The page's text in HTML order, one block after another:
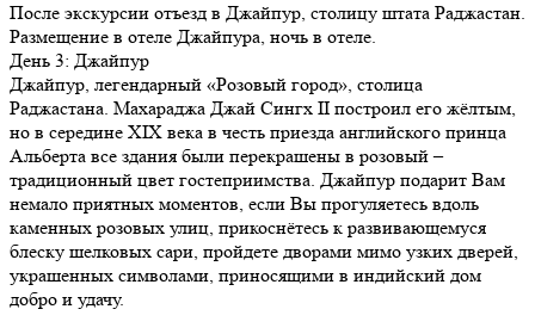
После экскурсии отъезд в Джайпур, столицу штата Раджастан.
Размещение в отеле Джайпура, ночь в отеле.
День 3: Джайпур
Джайпур, легендарный «Розовый город», столица
Раджастана. Махараджа Джай Сингх II построил его жёлтым,
но в середине XIX века в честь приезда английского принца
Альберта все здания были перекрашены в розовый –
традиционный цвет гостеприимства. Джайпур подарит Вам
немало приятных моментов, если Вы прогуляетесь вдоль
каменных розовых улиц, прикоснётесь к развивающемуся
блеску шелковых сари, пройдете дворами мимо узких дверей,
украшенных символами, приносящими в индийский дом
добро и удачу.